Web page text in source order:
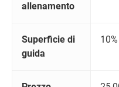
allenamento
Superficie di
guida